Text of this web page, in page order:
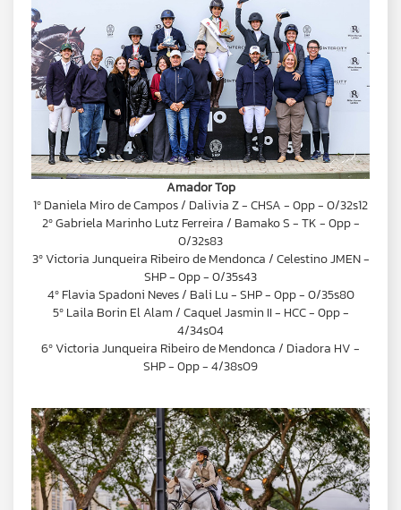
Amador Top
1º Daniela Miro de Campos / Dalivia Z - CHSA - 0pp - 0/32s12
2º Gabriela Marinho Lutz Ferreira / Bamako S - TK - 0pp -
0/32s83
3º Victoria Junqueira Ribeiro de Mendonca / Celestino JMEN -
SHP - 0pp - 0/35s43
4º Flavia Spadoni Neves / Bali Lu - SHP - 0pp - 0/35s80
5º Laila Borin El Alam / Caquel Jasmin II - HCC - 0pp -
4/34s04
6º Victoria Junqueira Ribeiro de Mendonca / Diadora HV -
SHP - 0pp - 4/38s09